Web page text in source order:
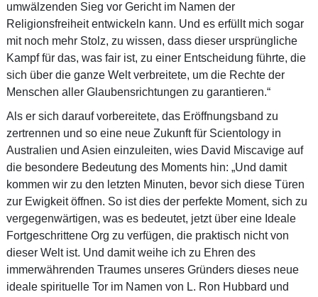
umwälzenden Sieg vor Gericht im Namen der
Religionsfreiheit entwickeln kann. Und es erfüllt mich sogar
mit noch mehr Stolz, zu wissen, dass dieser ursprüngliche
Kampf für das, was fair ist, zu einer Entscheidung führte, die
sich über die ganze Welt verbreitete, um die Rechte der
Menschen aller Glaubensrichtungen zu garantieren.“
Als er sich darauf vorbereitete, das Eröffnungsband zu
zertrennen und so eine neue Zukunft für Scientology in
Australien und Asien einzuleiten, wies David Miscavige auf
die besondere Bedeutung des Moments hin: „Und damit
kommen wir zu den letzten Minuten, bevor sich diese Türen
zur Ewigkeit öffnen. So ist dies der perfekte Moment, sich zu
vergegenwärtigen, was es bedeutet, jetzt über eine Ideale
Fortgeschrittene Org zu verfügen, die praktisch nicht von
dieser Welt ist. Und damit weihe ich zu Ehren des
immerwährenden Traumes unseres Gründers dieses neue
ideale spirituelle Tor im Namen von L. Ron Hubbard und